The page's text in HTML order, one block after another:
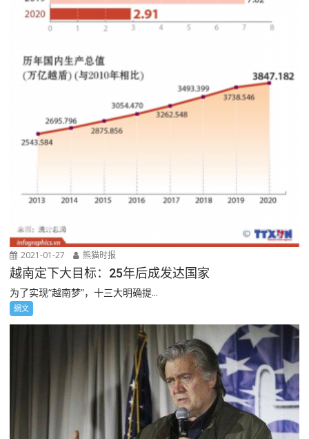
2021-01-27 熊猫时报
越南定下大目标：25年后成发达国家
为了实现“越南梦”，十三大明确提...
網文